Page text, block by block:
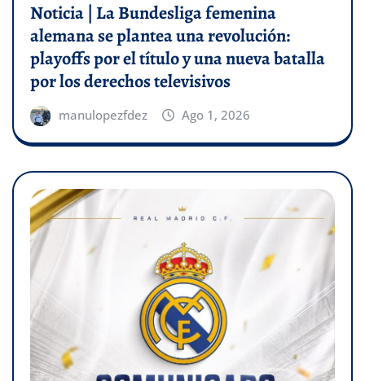
Noticia | La Bundesliga femenina
alemana se plantea una revolución:
playoffs por el título y una nueva batalla
por los derechos televisivos
manulopezfdez Ago 1, 2026